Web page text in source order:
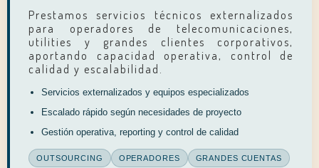
Prestamos servicios técnicos externalizados
para operadores de telecomunicaciones,
utilities y grandes clientes corporativos,
aportando capacidad operativa, control de
calidad y escalabilidad.
Servicios externalizados y equipos especializados
Escalado rápido según necesidades de proyecto
Gestión operativa, reporting y control de calidad
OUTSOURCING OPERADORES GRANDES CUENTAS